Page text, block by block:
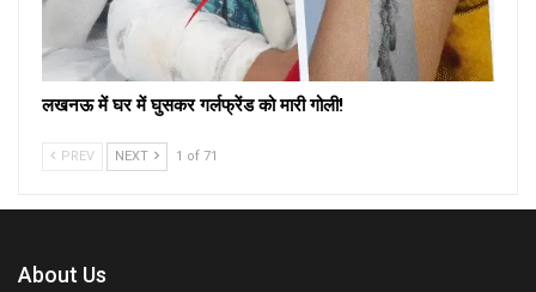
लखनऊ में घर में घुसकर गर्लफ्रेंड को मारी गोली!
PREV NEXT 1 of 71
About Us